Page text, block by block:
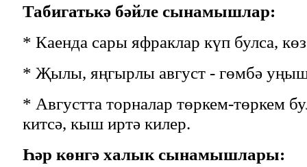
Табигатькә бәйле сынамышлар:
* Каенда сары яфраклар күп булса,
* Җылы, яңгырлы август - гөмбә
* Августта торналар төркем-төркем
китсә, кыш иртә килер.
Һәр көнгә халык сынамышлары: